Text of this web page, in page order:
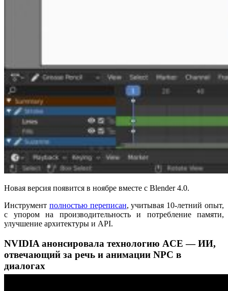
Новая версия появится в ноябре вместе с Blender 4.0.
Инструмент полностью переписан, учитывая 10-летний опыт,
с упором на производительность и потребление памяти,
улучшение архитектуры и API.
NVIDIA анонсировала технологию ACE — ИИ,
отвечающий за речь и анимации NPC в
диалогах